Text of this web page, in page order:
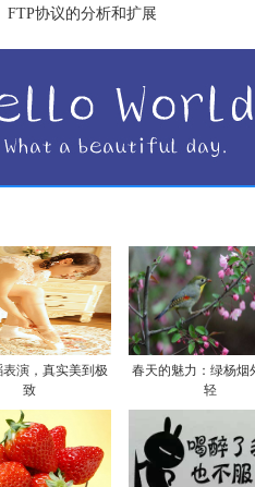
FTP协议的分析和扩展
演，真实美到极
致
春天的魅力：绿杨烟
轻